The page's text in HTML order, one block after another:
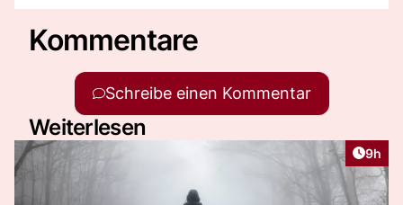
Kommentare
Schreibe einen Kommentar
Weiterlesen
9h